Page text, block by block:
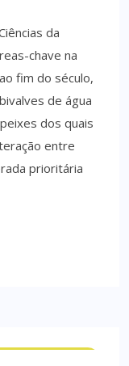
da
chave na
fim do século,
de água
dos quais
entre
prioritária